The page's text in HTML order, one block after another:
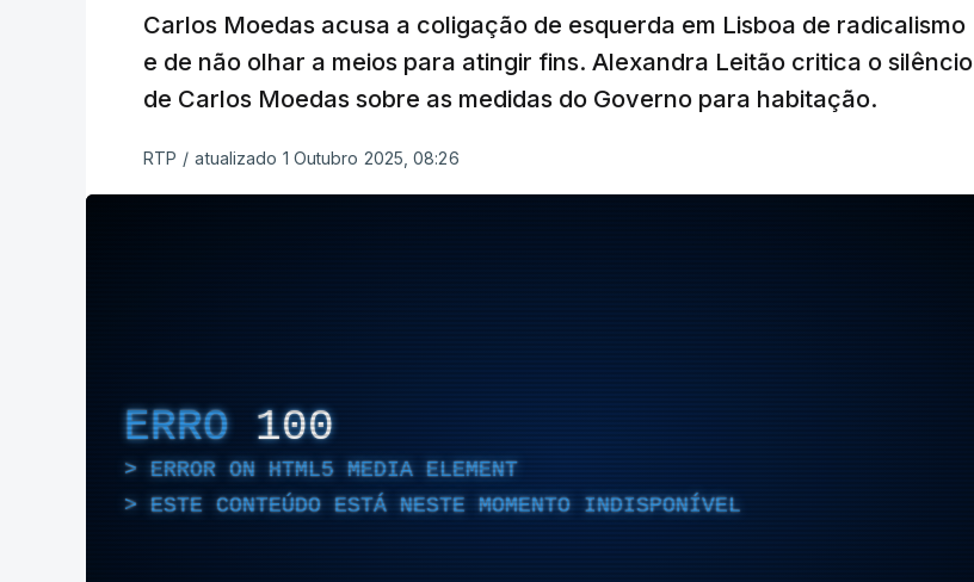
Carlos Moedas acusa a coligação de esquerda em Lisboa de radicalismo
e de não olhar a meios para atingir fins. Alexandra Leitão critica o silêncio
de Carlos Moedas sobre as medidas do Governo para habitação.
RTP / atualizado 1 Outubro 2025, 08:26
ERRO 100
ERROR ON HTML5 MEDIA ELEMENT
ESTE CONTEÚDO ESTÁ NESTE MOMENTO INDISPONÍVEL